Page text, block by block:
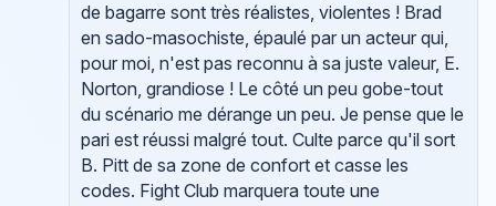
de bagarre sont très réalistes, violentes ! Brad
en sado-masochiste, épaulé par un acteur qui,
pour moi, n'est pas reconnu à sa juste valeur, E.
Norton, grandiose ! Le côté un peu gobe-tout
du scénario me dérange un peu. Je pense que le
pari est réussi malgré tout. Culte parce qu'il sort
B. Pitt de sa zone de confort et casse les
codes. Fight Club marquera toute une